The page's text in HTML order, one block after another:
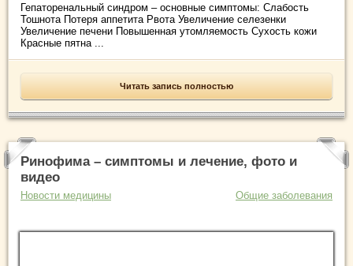
Гепаторенальный синдром – основные симптомы: Слабость
Тошнота Потеря аппетита Рвота Увеличение селезенки
Увеличение печени Повышенная утомляемость Сухость кожи
Красные пятна ...
Читать запись полностью
Ринофима – симптомы и лечение, фото и
видео
Новости медицины Общие заболевания